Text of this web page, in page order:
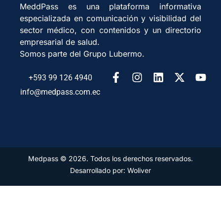
MeddPass es una plataforma informativa
especializada en comunicación y visibilidad del
sector médico, con contenidos y un directorio
empresarial de salud.
Somos parte del Grupo Lubermo.
+593 99 126 4940
info@medpass.com.ec
Medpass © 2026. Todos los derechos reservados.
Desarrollado por: Woliver